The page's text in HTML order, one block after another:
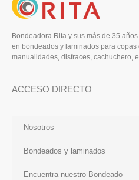
Bondeadora Rita y sus más de 35
en bondeados y laminados para
manualidades, disfraces, cachuchero,
ACCESO DIRECTO
Nosotros
Bondeados y laminados
Encuentra nuestro Bondeado